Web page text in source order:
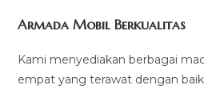
Armada Mobil Berkualitas
Kami menyediakan berbagai
empat yang terawat dengan